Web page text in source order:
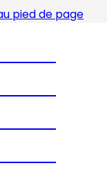
pied de page